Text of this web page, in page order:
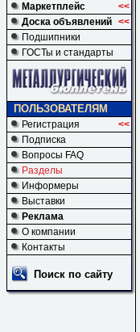
Маркетплейс
<<
Доска объявлений <<
Подшипники
ГОСТы и стандарты
ПОЛЬЗОВАТЕЛЯМ
Регистрация
<<
Подписка
Вопросы FAQ
Разделы
Информеры
Выставки
Реклама
О компании
Контакты
Поиск по сайту